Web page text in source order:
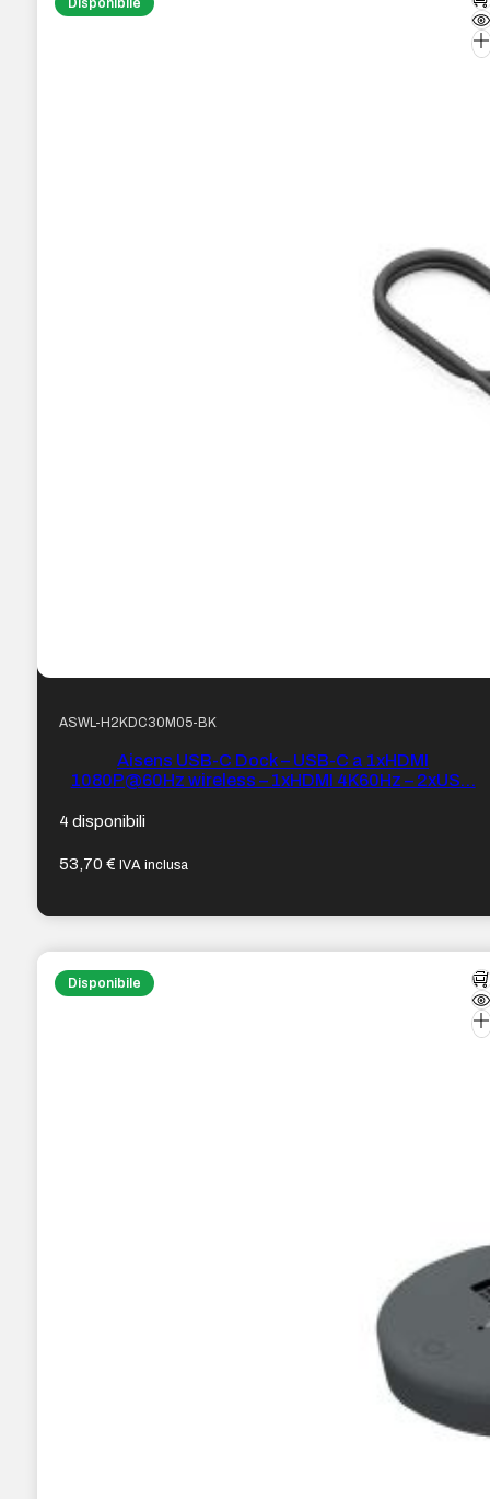
Disponibile
ASWL-H2KDC30M05-BK
Aisens USB-C Dock – USB-C a 1xHDMI
1080P@60Hz wireless – 1xHDMI 4K60Hz – 2xUS…
4 disponibili
53,70€ IVA inclusa
Disponibile